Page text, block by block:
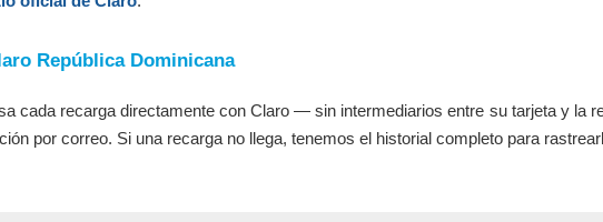
República Dominicana
cada recarga directamente con Claro — sin intermediarios entre su tarjeta y la
por correo. Si una recarga no llega, tenemos el historial completo para